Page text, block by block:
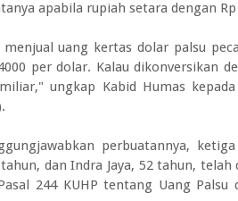
apabila rupiah setara dengan Rp
uang kertas dolar palsu
per dolar. Kalau dikonversikan
ungkap Kabid Humas
perbuatannya,
dan Indra Jaya, 52 tahun,
244 KUHP tentang Uang